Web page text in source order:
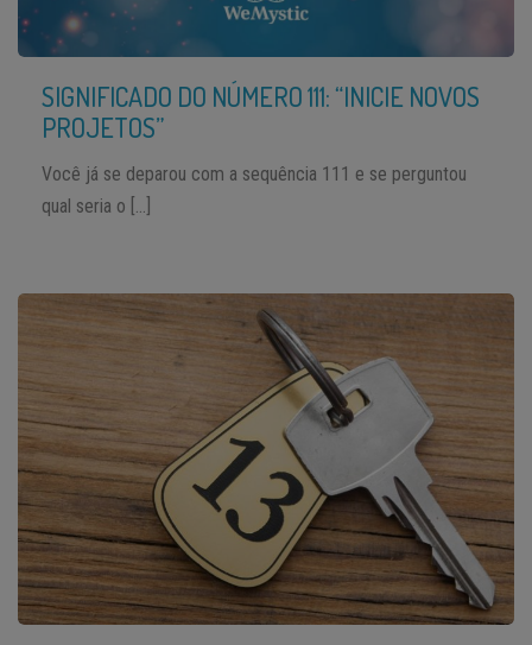
SIGNIFICADO DO NÚMERO 111: “INICIE NOVOS
PROJETOS”
Você já se deparou com a sequência 111 e se perguntou
qual seria o […]